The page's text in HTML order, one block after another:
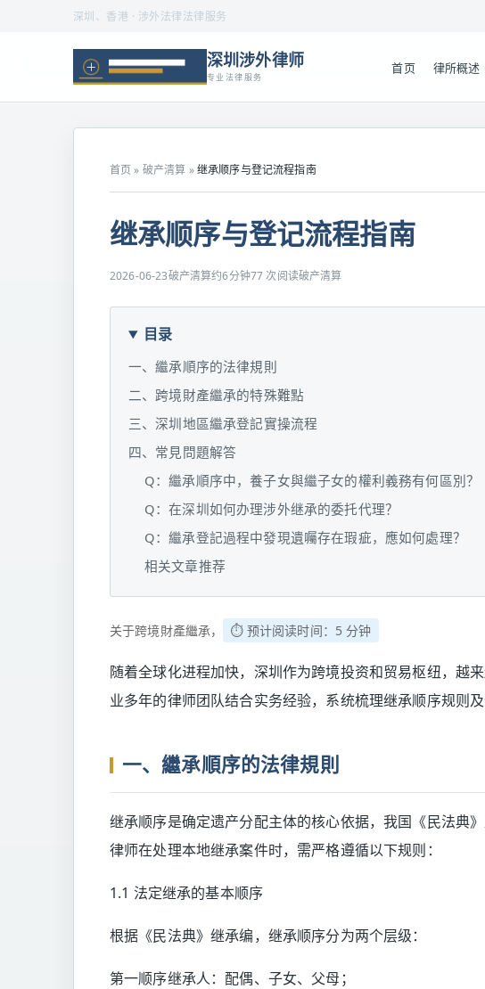
深圳、香港 · 涉外法律法律服务
深圳涉外律师
专业法律服务
首页 律所概述
首页 » 破产清算 »继承顺序与登记流程指南
继承顺序与登记流程指南
2026-06-23破产清算约6分钟77 次阅读破产清算
目录
一、繼承順序的法律規則
二、跨境財產繼承的特殊難點
三、深圳地區繼承登記實操流程
四、常見問題解答
Q：繼承順序中，養子女與繼子女的權利義務有何區別？
Q：在深圳如何办理涉外继承的委托代理？
Q：繼承登記過程中發現遺囑存在瑕疵，應如何處理？
相关文章推荐
关于跨境財產繼承， ⏱️ 预计阅读时间：5 分钟
随着全球化进程加快，深圳作为跨境投资和贸易枢纽，越
业多年的律师团队结合实务经验，系统梳理继承顺序规则
一、繼承順序的法律規則
继承顺序是确定遗产分配主体的核心依据，我国《民法典
律师在处理本地继承案件时，需严格遵循以下规则：
1.1 法定继承的基本顺序
根据《民法典》继承编，继承顺序分为两个层级：
第一顺序继承人：配偶、子女、父母；